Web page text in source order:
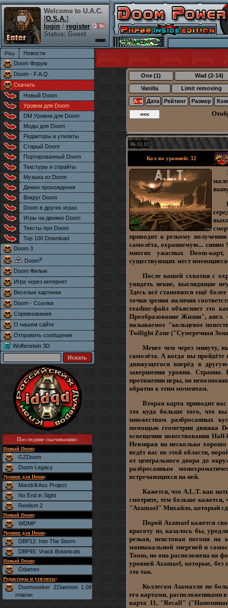
Welcome to U.A.C.
[O.S.A.]
login / register
Status: Guest
Новости
Doom Форум
Doom - F.A.Q.
Скачать
Новый Doom
Уровни для Doom
DM Уровни для Doom
Моды для Doom
Редакторы и утилиты
Старый Doom
Портированный Doom
Текстуры и спрайты
Музыка из Doom
Демки прохождения
Вокруг Doom
Doom в других играх
Игры на движке Doom
Тексты про Doom
Top 100 Download
Doom 3
Doom®
Doom Фильм
Игра через интернет
Веселые картинки
Doom - Ссылки
Соревнования
О нашем сайте
Отправить сообщение
Wolfenstein 3D
Последние скачивания:
Новый Doom:
GZDoom
Doom Legacy
Уровни для Doom:
Mandrill Ass Project
No End in Sight
Reelism 2
Новый Doom:
WDMP
Уровни для Doom:
DBP12: Into The Storm
DBP45: Vrack Botanicals
Новый Doom:
Odamex
Редакторы и утилиты:
Doomseeker ZDaemon 1.08
плагин
One (1) Wad (2-14)
Vanilla Limit removing
А-я Дата Рейтинг Размер
06.12.12
Кол-во уровней: 32
приводит к резкому
самолёта, охраняемую... синим
многих ужасных Doom-
существующих мест
После вашей схватки с
увидеть некие, выглядящие
Здесь всё становится ещё
точки зрения наличия
readme-файл объясняет это
Преобразование Жизни", англ.
называемое "кольцевое
Twilight Zone ("Сумеречная
Менее чем через минуту,
самолёта. А когда вы пройдёте
движущегося вперёд в
завершения уровня.
протяжении игры, но
обратно к этим моментам.
Вторая карта приводит
это куда больше того, что
множеством разбросанных
помощью геометрии движка
освещения повествования
Невзирая на несколько хорошо
ведёт вас по этой области,
от центрального двора до
разбросанным
встречающихся на ней.
Кажется, что A.L.T. как
смотрите, тем больше кажется,
"Azamael" Михайло, который
Порой Azamael кажется
красоту из, казалось бы,
резкая, неистовая погоня на
маниакальной энергией и
Toons, но она расположена на
уровней Azamael, которые, без
это так.
Коллегам Азамаэля по
его картами, расположенными
карта 11, "Recall"